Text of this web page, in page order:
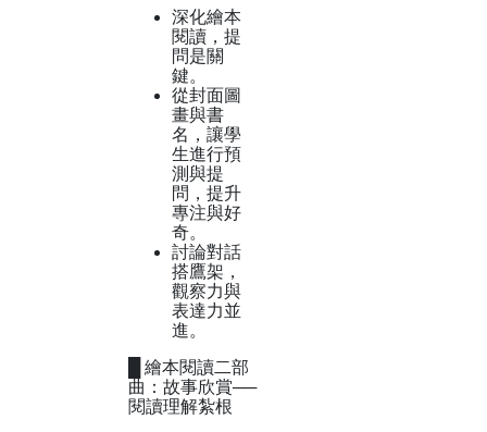
深化繪本
閱讀，提
問是關
鍵。
從封面圖
畫與書
名，讓學
生進行預
測與提
問，提升
專注與好
奇。
討論對話
搭鷹架，
觀察力與
表達力並
進。
█ 繪本閱讀二部
曲：故事欣賞──
閱讀理解紮根